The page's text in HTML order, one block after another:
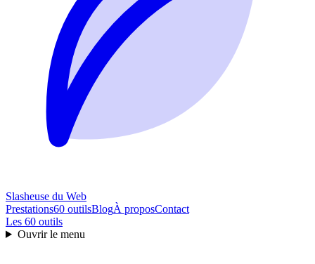
Slasheuse du Web
Prestations60 outilsBlogÀ proposContact
Les 60 outils
Ouvrir le menu